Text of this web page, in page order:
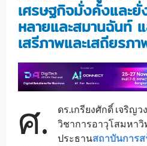
เศรษฐกิจมั่งคั่งและ
หลายและสมานฉันท์
เสรีภาพและเสถียรภา
ศ.
ดร.เกรียงศักดิ์ เจริญ
วิชาการอาวุโสมหาวิ
ประธานสถาบันการ